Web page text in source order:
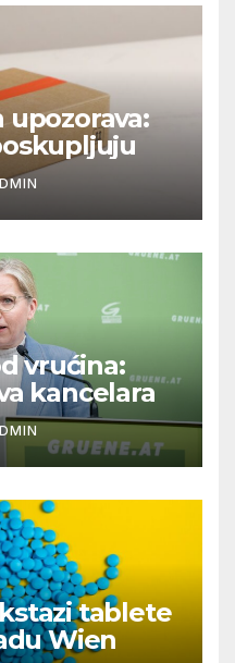
upozorava:
vrućina:
kancelara
tablete
Wien